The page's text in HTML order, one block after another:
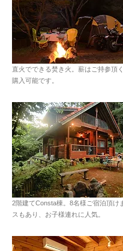
直火でできる焚き火。薪はご持参頂
購入可能です。
2階建てConsta棟。8名様ご宿泊頂け
スもあり、お子様連れに人気。